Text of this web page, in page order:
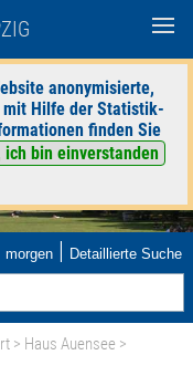
anonymisierte,
mit Hilfe der Statistik-
finden Sie
ich bin einverstanden
morgen | Detaillierte Suche
> Haus Auensee >